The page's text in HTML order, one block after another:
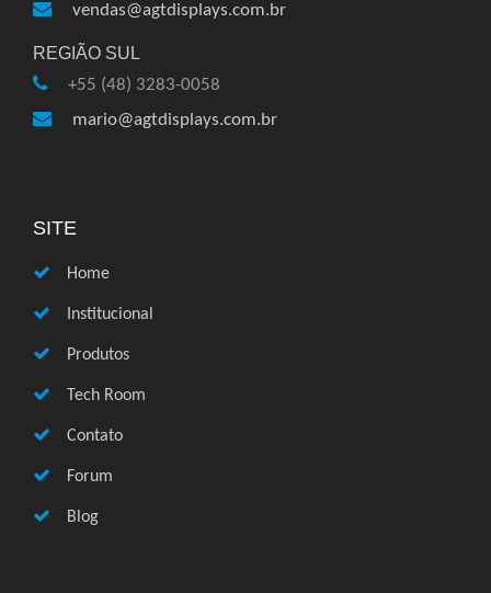
vendas@agtdisplays.com.br
REGIÃO SUL
+55 (48) 3283-0058
mario@agtdisplays.com.br
SITE
Home
Institucional
Produtos
Tech Room
Contato
Forum
Blog